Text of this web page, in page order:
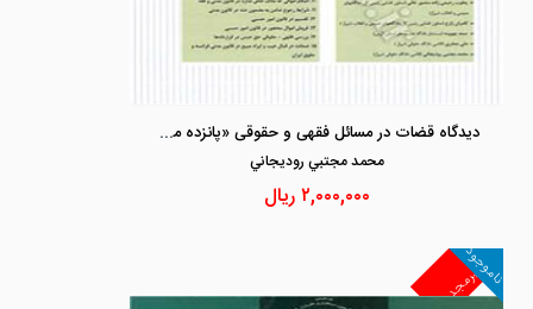
دیدگاه قضات در مسائل فقهی و حقوقی «پانزده مقاله کاربردی از قضات دادگستری»
محمد مجتبي روديجاني
۲,۰۰۰,۰۰۰ریال
غیرمجد
ناموجود